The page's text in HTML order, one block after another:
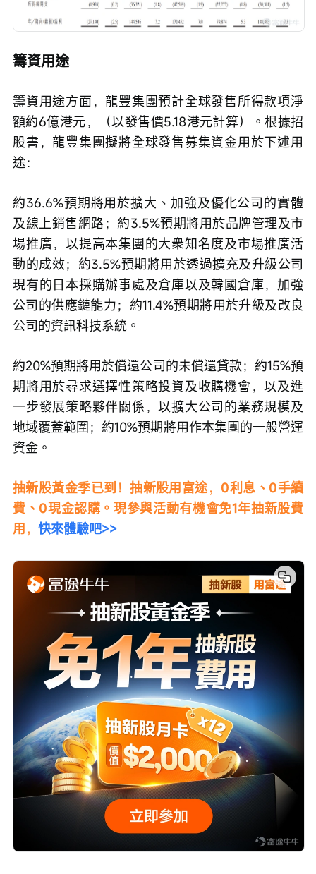
籌資用途
籌資用途方面，龍豐集團預計全球發售所得款項淨
額約6億港元，（以發售價5.18港元計算）。根據招
股書，龍豐集團擬將全球發售募集資金用於下述用
途：
約36.6%預期將用於擴大、加強及優化公司的實體
及線上銷售網路；約3.5%預期將用於品牌管理及市
場推廣，以提高本集團的大衆知名度及市場推廣活
動的成效；約3.5%預期將用於透過擴充及升級公司
現有的日本採購辦事處及倉庫以及韓國倉庫，加強
公司的供應鏈能力；約11.4%預期將用於升級及改良
公司的資訊科技系統。
約20%預期將用於償還公司的未償還貸款；約15%預
期將用於尋求選擇性策略投資及收購機會，以及進
一步發展策略夥伴關係，以擴大公司的業務規模及
地域覆蓋範圍；約10%預期將用作本集團的一般營運
資金。
抽新股黃金季已到！抽新股用富途，0利息、0手續
費、0現金認購。現參與活動有機會免1年抽新股費
用， 快來體驗吧>>